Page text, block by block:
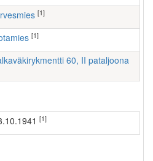
[1]
[1]
60, II pataljoona
[1]